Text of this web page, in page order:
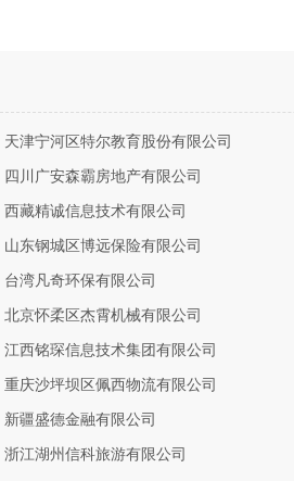
天津宁河区特尔教育股份有限公司
四川广安森霸房地产有限公司
西藏精诚信息技术有限公司
山东钢城区博远保险有限公司
台湾凡奇环保有限公司
北京怀柔区杰霄机械有限公司
江西铭琛信息技术集团有限公司
重庆沙坪坝区佩西物流有限公司
新疆盛德金融有限公司
浙江湖州信科旅游有限公司